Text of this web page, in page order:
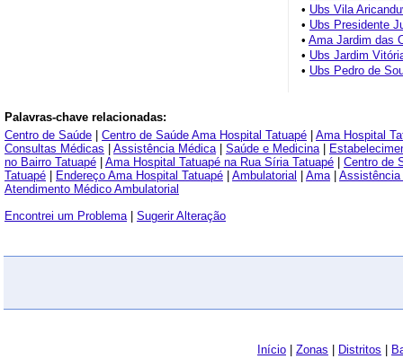
• Ubs Vila
• Ubs Presidente
• Ama Jardim das
• Ubs Jardim
• Ubs Pedro de
Palavras-chave relacionadas:
Centro de Saúde
Centro de Saúde Ama Hospital Tatuapé
Ama Hospital
Consultas Médicas
Assistência Médica| Saúde e Medicina|
no Bairro Tatuapé
Ama Hospital Tatuapé na Rua Síria Tatuapé
Centro de
Tatuapé
Endereço Ama Hospital Tatuapé Ambulatorial Ama| Assistência
Atendimento Médico Ambulatorial
Encontrei um Problema| Sugerir Alteração
Início Zonas Distritos